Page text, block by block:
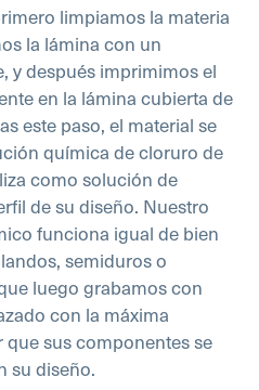
limpiamos la materia
la lámina con un
y después imprimimos el
en la lámina cubierta de
este paso, el material se
química de cloruro de
como solución de
de su diseño. Nuestro
funciona igual de bien
semiduros o
luego grabamos con
con la máxima
sus componentes se
su diseño.